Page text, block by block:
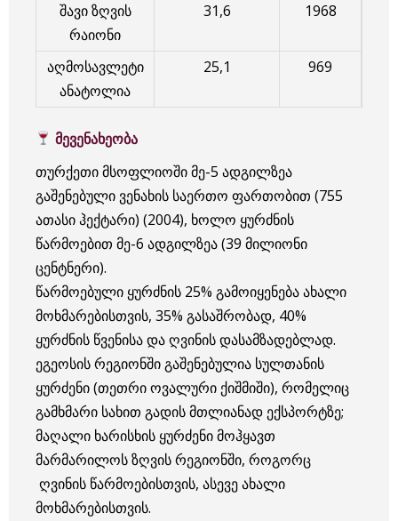
შავი ზღვის
რაიონი
31,6 1968
აღმოსავლეტი
ანატოლია
25,1 969
მევენახეობა
თურქეთი მსოფლიოში მე-5 ადგილზეა
გაშენებული ვენახის საერთო ფართობით (755
ათასი ჰექტარი) (2004), ხოლო ყურძნის
წარმოებით მე-6 ადგილზეა (39 მილიონი
ცენტნერი).
წარმოებული ყურძნის 25% გამოიყენება ახალი
მოხმარებისთვის, 35% გასაშრობად, 40%
ყურძნის წვენისა და ღვინის დასამზადებლად.
ეგეოსის რეგიონში გაშენებულია სულთანის
ყურძენი (თეთრი ოვალური ქიშმიში), რომელიც
გამხმარი სახით გადის მთლიანად ექსპორტზე;
მაღალი ხარისხის ყურძენი მოჰყავთ
მარმარილოს ზღვის რეგიონში, როგორც
ღვინის წარმოებისთვის, ასევე ახალი
მოხმარებისთვის.